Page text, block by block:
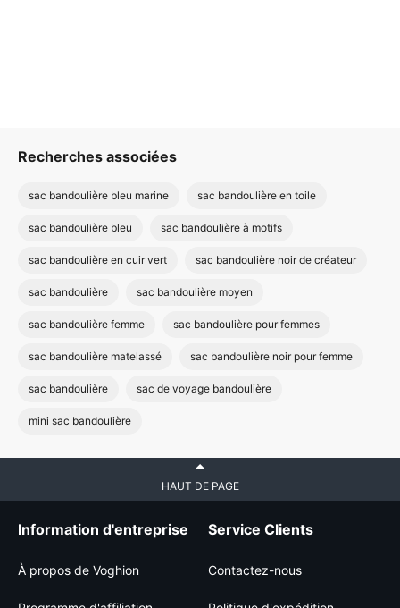
Recherches associées
sac bandoulière bleu marine sac bandoulière en toile
sac bandoulière bleu sac bandoulière à motifs
sac bandoulière en cuir vert sac bandoulière noir de créateur
sac bandoulière sac bandoulière moyen
sac bandoulière femme sac bandoulière pour femmes
sac bandoulière matelassé sac bandoulière noir pour femme
sac bandoulière sac de voyage bandoulière
mini sac bandoulière
HAUT DE PAGE
Information d'entreprise
À propos de Voghion
Service Clients
Contactez-nous